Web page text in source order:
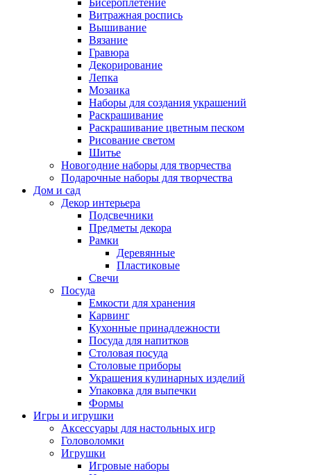
Бисероплетение
Витражная роспись
Вышивание
Вязание
Гравюра
Декорирование
Лепка
Мозаика
Наборы для создания украшений
Раскрашивание
Раскрашивание цветным песком
Рисование светом
Шитье
Новогодние наборы для творчества
Подарочные наборы для творчества
Дом и сад
Декор интерьера
Подсвечники
Предметы декора
Рамки
Деревянные
Пластиковые
Свечи
Посуда
Емкости для хранения
Карвинг
Кухонные принадлежности
Посуда для напитков
Столовая посуда
Столовые приборы
Украшения кулинарных изделий
Упаковка для выпечки
Формы
Игры и игрушки
Аксессуары для настольных игр
Головоломки
Игрушки
Игровые наборы